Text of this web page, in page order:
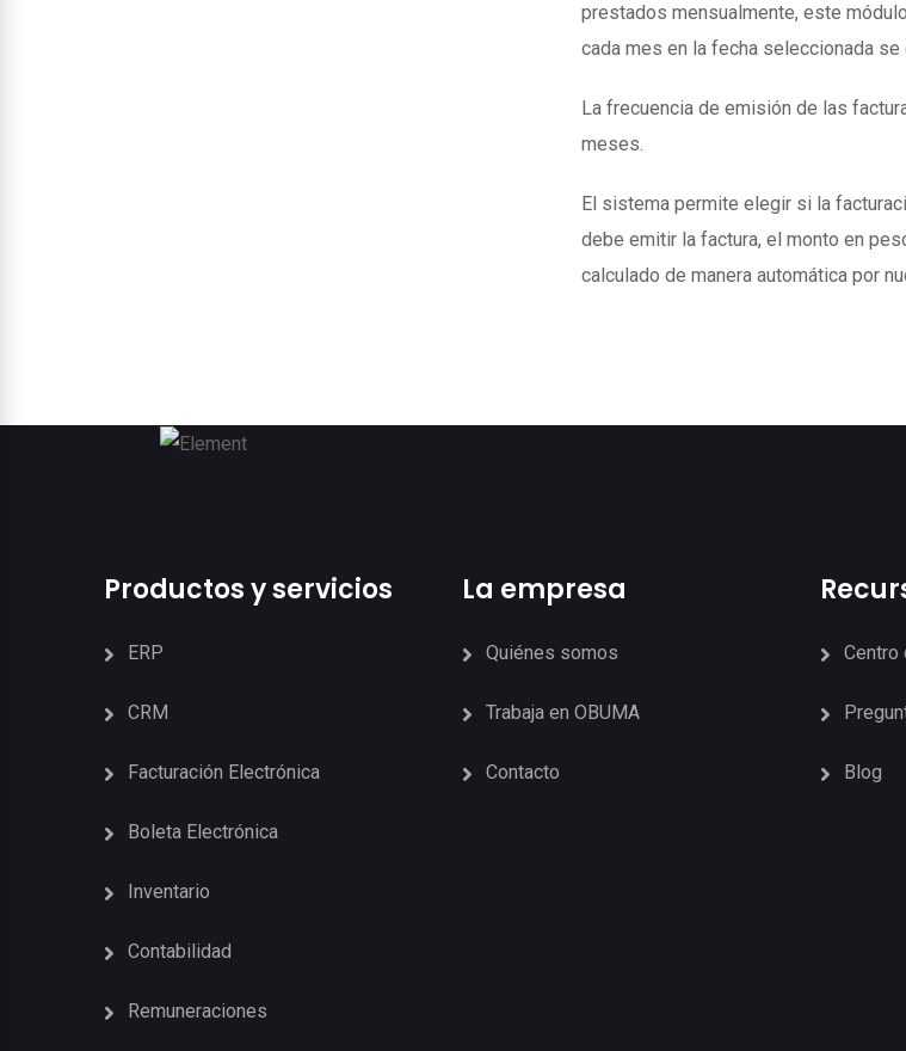
prestados mensualmente, este
cada mes en la fecha seleccionada
La frecuencia de emisión de las
meses.
El sistema permite elegir si la
debe emitir la factura, el monto en
calculado de manera automática por
Productos y servicios
ERP
CRM
Facturación Electrónica
Boleta Electrónica
Inventario
Contabilidad
Remuneraciones
La empresa
Quiénes somos
Trabaja en OBUMA
Contacto
Centro
Blog